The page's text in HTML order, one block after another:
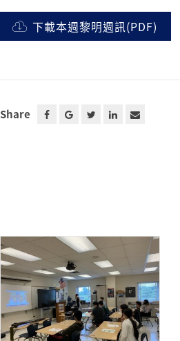
下載本週黎明週訊(PDF)
Share